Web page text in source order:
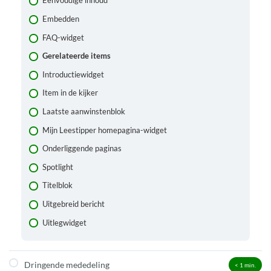
Embedden
FAQ-widget
Gerelateerde items
Introductiewidget
Item in de kijker
Laatste aanwinstenblok
Mijn Leestipper homepagina-widget
Onderliggende paginas
Spotlight
Titelblok
Uitgebreid bericht
Uitlegwidget
Dringende mededeling < 1 min.